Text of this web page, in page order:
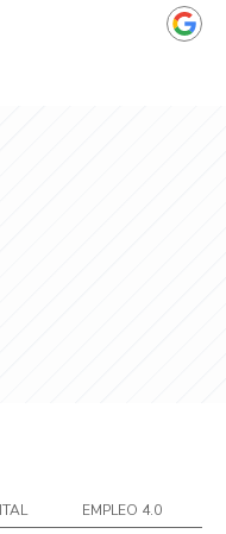
EMPLEO 4.0